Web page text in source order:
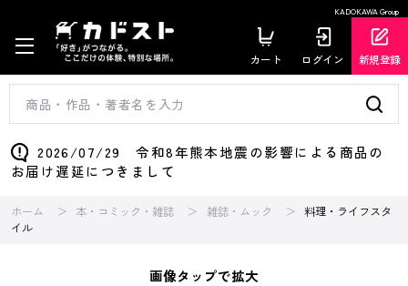
KADOKAWA Group
カート ログイン 新規登録
2026/07/29 令和8年熊本地震の影響による商品の
お届け遅延につきまして
ホーム 本・コミック・雑誌 雑誌・ムック
料理・ライフスタ
イル
画像タップで拡大